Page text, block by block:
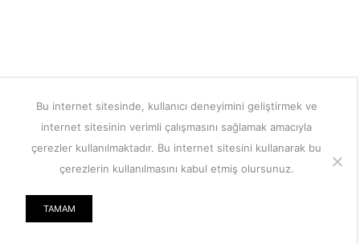
Bu internet sitesinde, kullanıcı deneyimini geliştirmek ve
internet sitesinin verimli çalışmasını sağlamak amacıyla
çerezler kullanılmaktadır. Bu internet sitesini kullanarak bu
çerezlerin kullanılmasını kabul etmiş olursunuz.
TAMAM